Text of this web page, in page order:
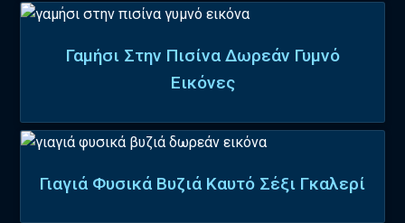
Γαμήσι Στην Πισίνα Δωρεάν Γυμνό
Εικόνες
Γιαγιά Φυσικά Βυζιά Καυτό Σέξι Γκαλερί